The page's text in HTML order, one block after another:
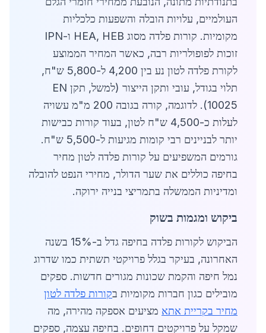
העולמיים, עלויות הובלה והשפעות כלכליות
מקומיות. קורות פלדה מסוג HEA, HEB ו-IPN
זוכות לפופולריות רבה, כאשר המחיר הממוצע
לקורת פלדה לטון נע בין 4,200 ל-5,800 ש"ח,
תלוי בגודל, עובי ותקן הייצור (למשל, תקן EN
10025). לדוגמה, קורה בגובה 200 מ"מ עשויה
לעלות כ-4,500 ש"ח לטון, בעוד קורות כבישות
יותר לבניינים רבי קומות מגיעות ל-5,500 ש"ח.
גורמים המשפיעים על קורות פלדה לטון מחיר
בחיפה כוללים את שער הדולר, מחירי הנפט להובלה
ומדיניות הממשלה בתמריצי בנייה ירוקה.
ביקוש ומגמות בשוק
הביקוש לקורות פלדה בחיפה גדל ב-15% בשנה
האחרונה, בעיקר בגלל פרויקטי תשתית כמו שדרוג
נמל חיפה והקמת שכונות מגורים חדשות. ספקים
מובילים כגון חברות מקומיות בקורות פלדה לטון
מחיר בקריית אתא מציעים אספקה מהירה, מה
שמקל על פרויקטים דחופים. בחיפה עצמה, ספקים